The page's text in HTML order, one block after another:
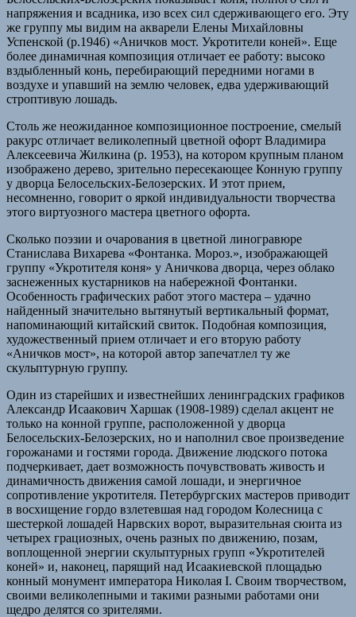
напряжения и всадника, изо всех сил сдерживающего его. Эту
же группу мы видим на акварели Елены Михайловны
Успенской (р.1946) «Аничков мост. Укротители коней». Еще
более динамичная композиция отличает ее работу: высоко
вздыбленный конь, перебирающий передними ногами в
воздухе и упавший на землю человек, едва удерживающий
строптивую лошадь.
Столь же неожиданное композиционное построение, смелый
ракурс отличает великолепный цветной офорт Владимира
Алексеевича Жилкина (р. 1953), на котором крупным планом
изображено дерево, зрительно пересекающее Конную группу
у дворца Белосельских-Белозерских. И этот прием,
несомненно, говорит о яркой индивидуальности творчества
этого виртуозного мастера цветного офорта.
Сколько поэзии и очарования в цветной линогравюре
Станислава Вихарева «Фонтанка. Мороз.», изображающей
группу «Укротителя коня» у Аничкова дворца, через облако
заснеженных кустарников на набережной Фонтанки.
Особенность графических работ этого мастера – удачно
найденный значительно вытянутый вертикальный формат,
напоминающий китайский свиток. Подобная композиция,
художественный прием отличает и его вторую работу
«Аничков мост», на которой автор запечатлел ту же
скульптурную группу.
Один из старейших и известнейших ленинградских графиков
Александр Исаакович Харшак (1908-1989) сделал акцент не
только на конной группе, расположенной у дворца
Белосельских-Белозерских, но и наполнил свое произведение
горожанами и гостями города. Движение людского потока
подчеркивает, дает возможность почувствовать живость и
динамичность движения самой лошади, и энергичное
сопротивление укротителя. Петербургских мастеров приводит
в восхищение гордо взлетевшая над городом Колесница с
шестеркой лошадей Нарвских ворот, выразительная сюита из
четырех грациозных, очень разных по движению, позам,
воплощенной энергии скульптурных групп «Укротителей
коней» и, наконец, парящий над Исаакиевской площадью
конный монумент императора Николая I. Своим творчеством,
своими великолепными и такими разными работами они
щедро делятся со зрителями.